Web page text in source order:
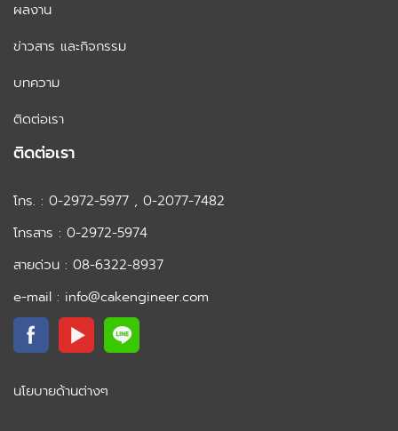
ผลงาน
ข่าวสาร และกิจกรรม
บทความ
ติดต่อเรา
ติดต่อเรา
โทร. : 0-2972-5977 , 0-2077-7482
โทรสาร : 0-2972-5974
สายด่วน : 08-6322-8937
e-mail : info@cakengineer.com
นโยบายด้านต่างๆ